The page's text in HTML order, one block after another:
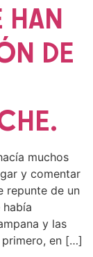
HAN
DE
muchos
y comentar
repunte de un
y las
primero, en […]